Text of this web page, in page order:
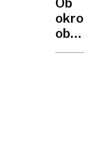
tudi
Ob
okrogli